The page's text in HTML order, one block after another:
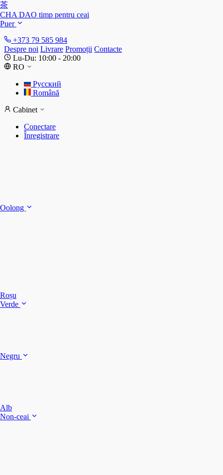
+373 79 585 984
Despre noi Livrare Promoții Contacte
Lu-Du: 10:00 - 20:00
RO
Русский
Română
Cabinet
Conectare
Înregistrare
茶
CHA DAO timp pentru ceai
Puer
Oolong
Roșu
Verde
Negru
Alb
Non-ceai